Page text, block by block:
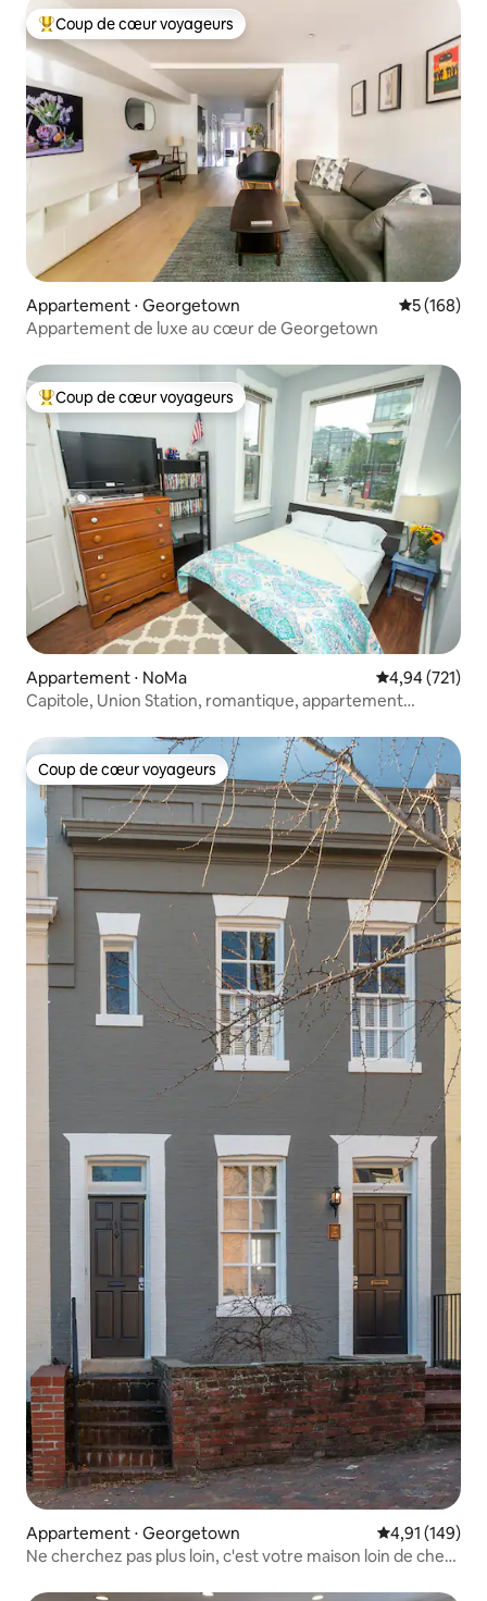
Coups de cœur voyageurs les plus appréciés
Coup de cœur voyageurs
Appartement ⋅ Georgetown Évaluation
5 (168)
Appartement de luxe au cœur de Georgetown
Coups de cœur voyageurs les plus appréciés
Coup de cœur voyageurs
Appartement ⋅ NoMa Évaluation
4,94 (721)
Capitole, Union Station, romantique, appartement
Coup de cœur voyageurs
Coup de cœur voyageurs
Appartement ⋅ Georgetown Évaluation
4,91 (149)
Ne cherchez pas plus loin, c'est votre maison loin de chez